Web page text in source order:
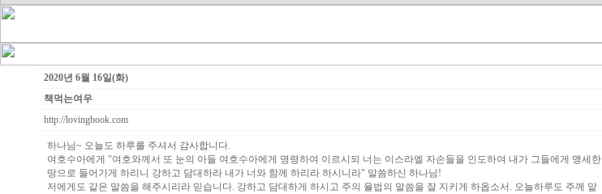
2020년 6월 16일(화)
책먹는여우
http://lovingbook.com
하나님~ 오늘도 하루를 주셔서 감사합니다.
여호수아에게 "여호와께서 또 눈의 아들 여호수아에게 명령하여 이르시되 너는 이스라엘 자손들을 인도하여 내가 그들에게 맹세한
땅으로 들어가게 하리니 강하고 담대하라 내가 너와 함께 하리라 하시니라" 말씀하신 하나님!
저에게도 같은 말씀을 해주시리라 믿습니다. 강하고 담대하게 하시고 주의 율법의 말씀을 잘 지키게 하옵소서. 오늘하루도 주께 맡